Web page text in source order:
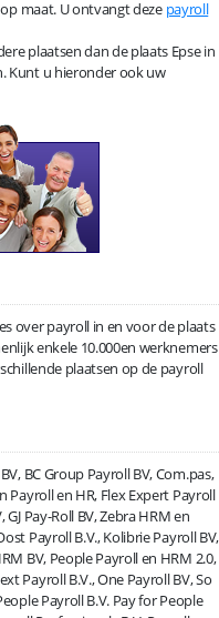
maat. U ontvangt deze payroll
plaatsen dan de plaats Epse in
Kunt u hieronder ook uw
over payroll in en voor de plaats
enkele 10.000en werknemers
plaatsen op de payroll
BC Group Payroll BV, Com.pas,
Payroll en HR, Flex Expert Payroll
Pay-Roll BV, Zebra HRM en
Payroll B.V., Kolibrie Payroll BV,
BV, People Payroll en HRM 2.0,
Payroll B.V., One Payroll BV, So
Payroll B.V. Pay for People